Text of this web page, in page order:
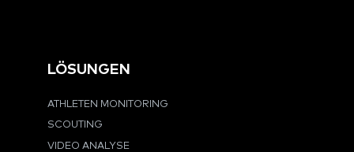
LÖSUNGEN
ATHLETEN MONITORING
SCOUTING
VIDEO ANALYSE